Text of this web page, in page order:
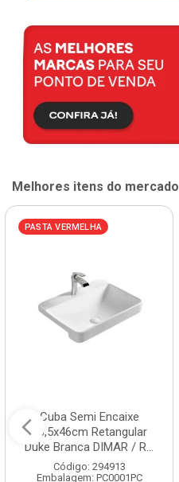
Melhores itens do mercado
PASTA VERMELHA
Cuba Semi Encaixe
58,5x46cm Retangular
Duke Branca DIMAR / R...
Código: 294913
Embalagem: PC0001PC